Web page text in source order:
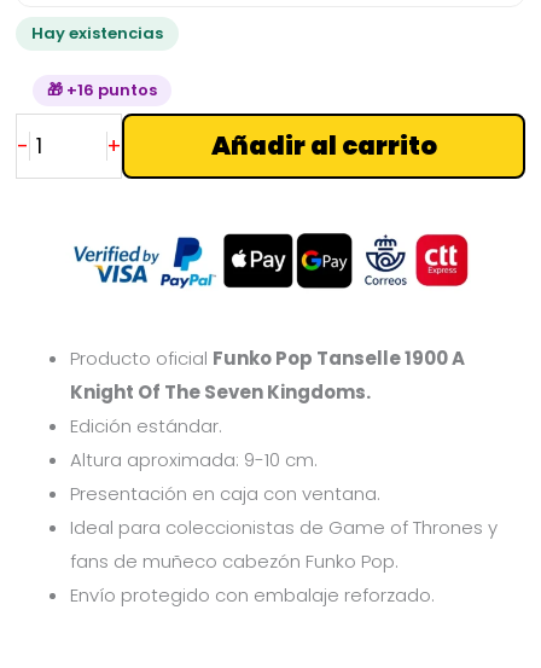
Hay existencias
🎁 +16 puntos
-
The
Seven
Kingdoms
cantidad
+
Añadir al carrito
Producto oficial Funko Pop Tanselle 1900 A
Knight Of The Seven Kingdoms.
Edición estándar.
Altura aproximada: 9-10 cm.
Presentación en caja con ventana.
Ideal para coleccionistas de Game of Thrones y
fans de muñeco cabezón Funko Pop.
Envío protegido con embalaje reforzado.